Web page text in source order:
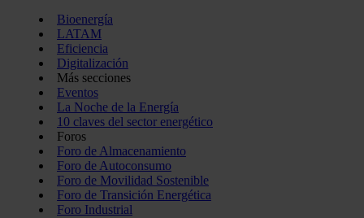
Bioenergía
LATAM
Eficiencia
Digitalización
Más secciones
Eventos
La Noche de la Energía
10 claves del sector energético
Foros
Foro de Almacenamiento
Foro de Autoconsumo
Foro de Movilidad Sostenible
Foro de Transición Energética
Foro Industrial